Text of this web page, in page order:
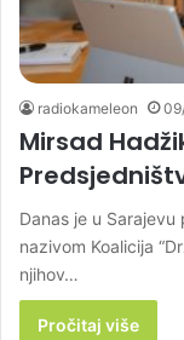
radiokameleon
Mirsad
Danas je u
nazivom Koalicija
njihov…
Pročitaj više